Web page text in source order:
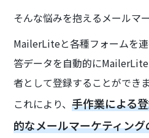
そんな悩みを抱えるメールマ
MailerLiteと各種フォームを
答データを自動的に
者として登録することができま
これにより、手作業による
的なメールマーケティン